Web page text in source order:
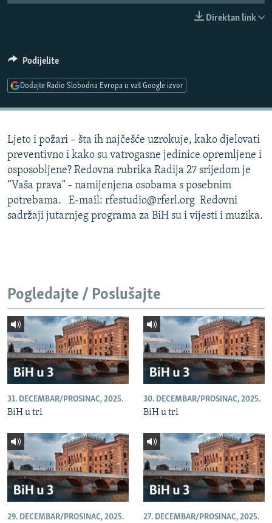
SPECIJALI RSE
VIŠE OD NASLOVA
TV LIBERTY
POST SCRIPTUM
MOJA EVROPA
TRI DECENIJE OD RATA U BIH
PRATITE NAS
Sve RFE/RL stranice
Direktan link
Podijelite
Dodajte Radio Slobodna Evropa u vaš Google izvor
Ljeto i požari – šta ih najčešće uzrokuje, kako djelovati
preventivno i kako su vatrogasne jedinice opremljene i
osposobljene? Redovna rubrika Radija 27 srijedom je
“Vaša prava" - namijenjena osobama s posebnim
potrebama. E-mail: rfestudio@rferl.org Redovni
sadržaji jutarnjeg programa za BiH su i vijesti i muzika.
Pogledajte / Poslušajte
31. DECEMBAR/PROSINAC, 2025.
BiH u tri
30. DECEMBAR/PROSINAC, 2025.
BiH u tri
29. DECEMBAR/PROSINAC, 2025. 27. DECEMBAR/PROSINAC, 2025.